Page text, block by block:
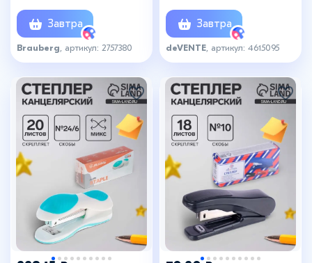
корпус, серый
Завтра
Brauberg , артикул: 2757380
скрепления,
антискользящее
основание, чёрный
Завтра
deVENTE , артикул: 4615095
+4